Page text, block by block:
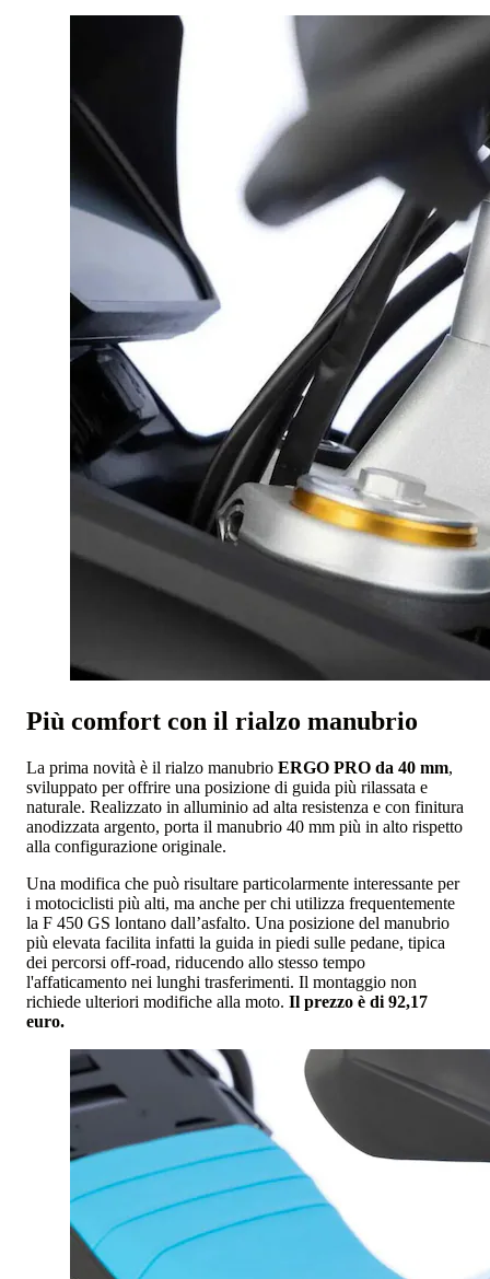
Più comfort con il rialzo manubrio
La prima novità è il rialzo manubrio ERGO PRO da 40 mm,
sviluppato per offrire una posizione di guida più rilassata e
naturale. Realizzato in alluminio ad alta resistenza e con finitura
anodizzata argento, porta il manubrio 40 mm più in alto rispetto
alla configurazione originale.
Una modifica che può risultare particolarmente interessante per
i motociclisti più alti, ma anche per chi utilizza frequentemente
la F 450 GS lontano dall’asfalto. Una posizione del manubrio
più elevata facilita infatti la guida in piedi sulle pedane, tipica
dei percorsi off-road, riducendo allo stesso tempo
l'affaticamento nei lunghi trasferimenti. Il montaggio non
richiede ulteriori modifiche alla moto. Il prezzo è di 92,17
euro.